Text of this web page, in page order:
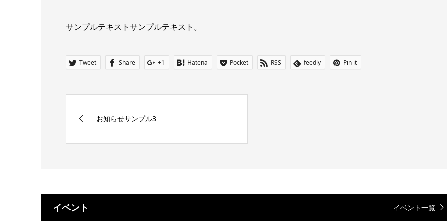
サンプルテキストサンプルテキスト。
Tweet Share +1 Hatena Pocket RSS feedly Pin it
お知らせサンプル3
イベント イベント一覧